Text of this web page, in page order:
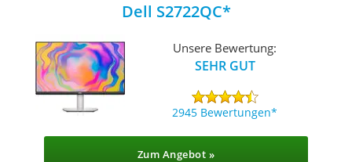
Dell S2722QC
Unsere Bewertung:
SEHR GUT
2945 Bewertungen
Zum Angebot »